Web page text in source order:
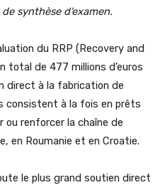
synthèse d’examen.
du RRP (Recovery and
total de 477 millions d’euros
direct à la fabrication de
consistent à la fois en prêts
renforcer la chaîne de
en Roumanie et en Croatie.
le plus grand soutien direct